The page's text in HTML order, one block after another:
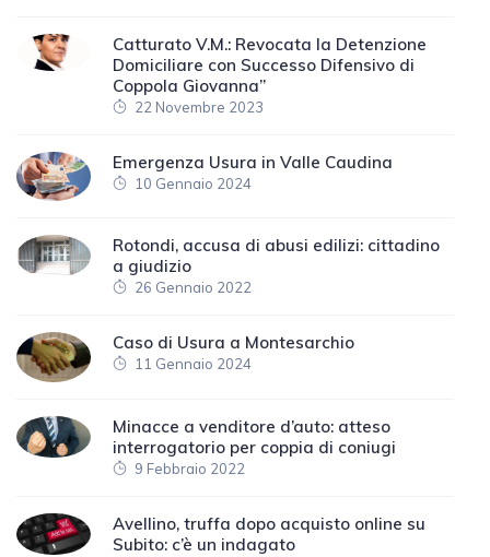
Catturato V.M.: Revocata la Detenzione
Domiciliare con Successo Difensivo di
Coppola Giovanna”
22 Novembre 2023
Emergenza Usura in Valle Caudina
10 Gennaio 2024
Rotondi, accusa di abusi edilizi: cittadino
a giudizio
26 Gennaio 2022
Caso di Usura a Montesarchio
11 Gennaio 2024
Minacce a venditore d’auto: atteso
interrogatorio per coppia di coniugi
9 Febbraio 2022
Avellino, truffa dopo acquisto online su
Subito: c’è un indagato